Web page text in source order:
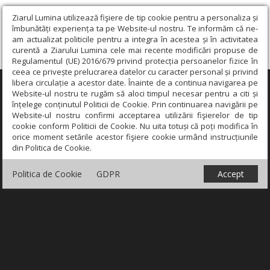
Ziarul Lumina utilizează fişiere de tip cookie pentru a personaliza și
îmbunătăți experiența ta pe Website-ul nostru. Te informăm că ne-
am actualizat politicile pentru a integra în acestea și în activitatea
curentă a Ziarului Lumina cele mai recente modificări propuse de
Regulamentul (UE) 2016/679 privind protecția persoanelor fizice în
ceea ce privește prelucrarea datelor cu caracter personal și privind
libera circulație a acestor date. Înainte de a continua navigarea pe
Website-ul nostru te rugăm să aloci timpul necesar pentru a citi și
înțelege conținutul Politicii de Cookie. Prin continuarea navigării pe
Website-ul nostru confirmi acceptarea utilizării fişierelor de tip
cookie conform Politicii de Cookie. Nu uita totuși că poți modifica în
orice moment setările acestor fişiere cookie urmând instrucțiunile
din Politica de Cookie.
Politica de Cookie GDPR Accept
×